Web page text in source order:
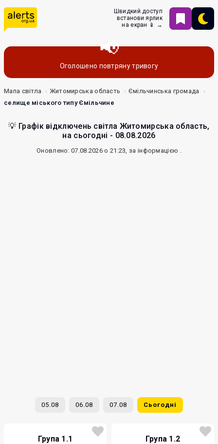
Швидкий доступ
встанови ярлик
на екран 📱 →
Оголошено повтряну тривогу
Мапа світла Житомирська область
Ємільчинська громада
селище міського типу Ємільчине
💡 Графік відключень світла Житомирська область,
на сьогодні - 08.08.2026
Оновлено: 07.08.2026 о 21:23, за інформацією .
05.08 06.08 07.08 Сьогодні
Група 1.1 Група 1.2